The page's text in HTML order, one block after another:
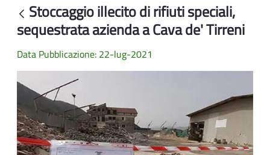
Back
Stoccaggio illecito di rifiuti speciali,
sequestrata azienda a Cava de' Tirreni
Data Pubblicazione: 22-lug-2021